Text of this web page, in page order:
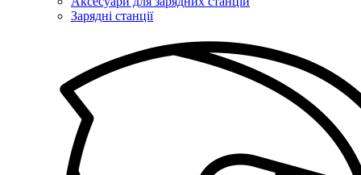
Зарядні станції